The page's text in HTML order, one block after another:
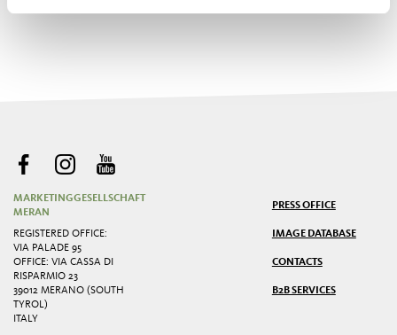
MARKETINGGESELLSCHAFT
MERAN
REGISTERED OFFICE:
VIA PALADE 95
OFFICE: VIA CASSA DI
RISPARMIO 23
39012 MERANO (SOUTH
TYROL)
ITALY
PRESS OFFICE
IMAGE DATABASE
CONTACTS
B2B SERVICES